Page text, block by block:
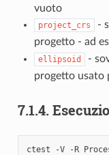
vuoto
project_crs
-
progetto - ad
ellipsoid
-
progetto usato
7.1.4.
ctest -V -R